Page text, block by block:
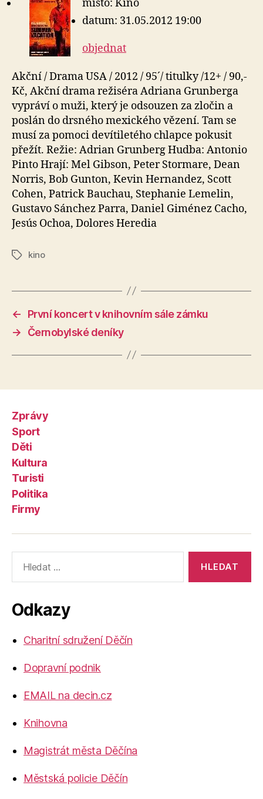
místo: Kino
datum: 31.05.2012 19:00
objednat
Akční / Drama USA / 2012 / 95´/ titulky /12+ / 90,-
Kč, Akční drama režiséra Adriana Grunberga
vypráví o muži, který je odsouzen za zločin a
poslán do drsného mexického vězení. Tam se
musí za pomoci devítiletého chlapce pokusit
přežít. Režie: Adrian Grunberg Hudba: Antonio
Pinto Hrají: Mel Gibson, Peter Stormare, Dean
Norris, Bob Gunton, Kevin Hernandez, Scott
Cohen, Patrick Bauchau, Stephanie Lemelin,
Gustavo Sánchez Parra, Daniel Giménez Cacho,
Jesús Ochoa, Dolores Heredia
Štítkykino
←
První koncert v knihovním sále zámku
→
Černobylské deníky
Zprávy
Sport
Děti
Kultura
Turisti
Politika
Firmy
vyhledávání:
Odkazy
Charitní sdružení Děčín
Dopravní podnik
EMAIL na decin.cz
Knihovna
Magistrát města Děčína
Městská policie Děčín